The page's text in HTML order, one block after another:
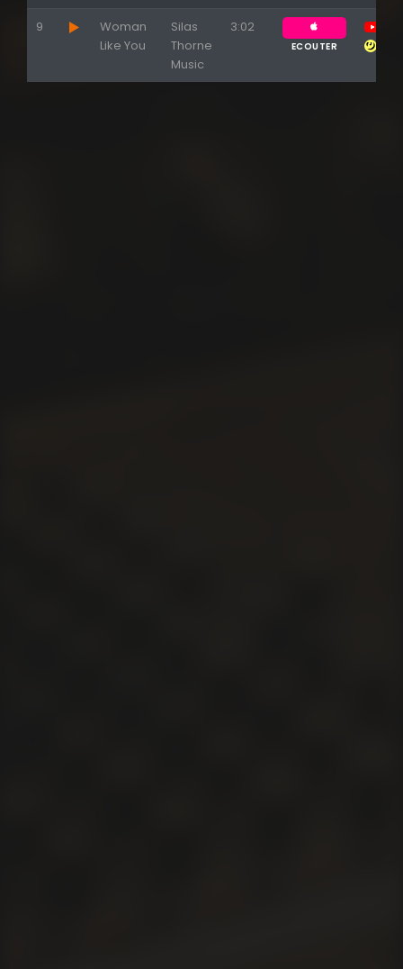
9
Woman
Like You
Silas
Thorne
Music
3:02
ECOUTER